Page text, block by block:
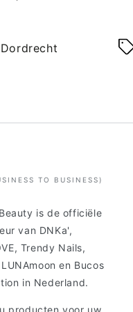
TO BUSINESS)
is de officiële
van DNKa',
Trendy Nails,
LUNAmoon en Bucos
in Nederland.
producten voor uw